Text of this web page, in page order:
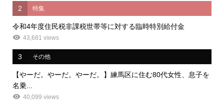
2 特集
令和4年度住民税非課税世帯等に対する臨時特別給付金
43,681 views
3 その他
【やーだ。やーだ。やーだ。】練馬区に住む80代女性、息子を
名乗...
40,099 views